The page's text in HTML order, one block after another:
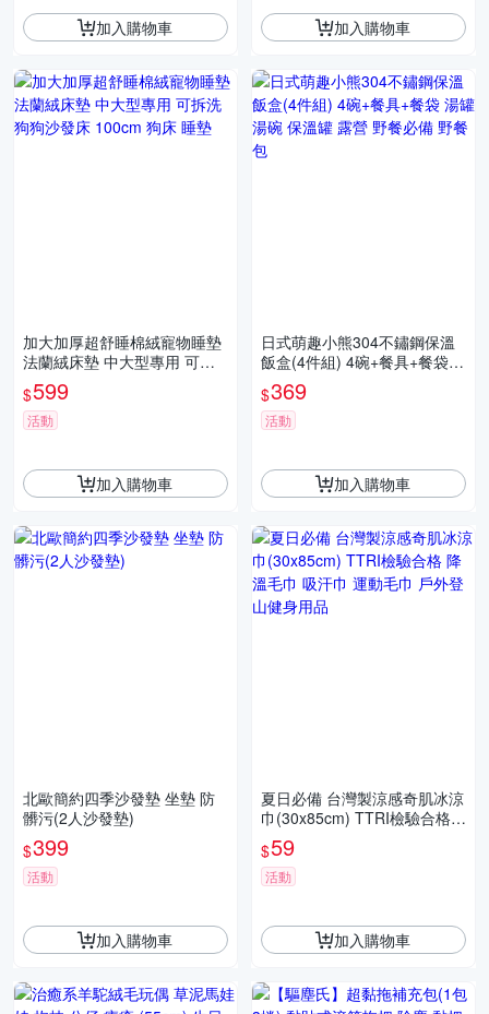
加入購物車 加入購物車
加大加厚超舒睡棉絨寵物睡墊
法蘭絨床墊 中大型專用 可拆
洗 狗狗沙發床 100cm 狗床 睡
墊
$599
活動
加入購物車
日式萌趣小熊304不鏽鋼保溫
飯盒(4件組) 4碗+餐具+餐袋
湯罐 湯碗 保溫罐 露營 野餐必
備 野餐包
$369
活動
加入購物車
北歐簡約四季沙發墊 坐墊 防
髒污(2人沙發墊)
$399
活動
加入購物車
夏日必備 台灣製涼感奇肌冰涼
巾(30x85cm) TTRI檢驗合格
降溫毛巾 吸汗巾 運動毛巾 戶
外登山健身用品
$59
活動
加入購物車